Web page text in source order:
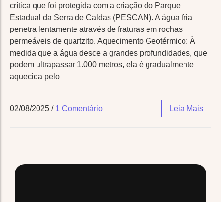
crítica que foi protegida com a criação do Parque
Estadual da Serra de Caldas (PESCAN). A água fria
penetra lentamente através de fraturas em rochas
permeáveis de quartzito. Aquecimento Geotérmico: À
medida que a água desce a grandes profundidades, que
podem ultrapassar 1.000 metros, ela é gradualmente
aquecida pelo
02/08/2025 / 1 Comentário Leia Mais